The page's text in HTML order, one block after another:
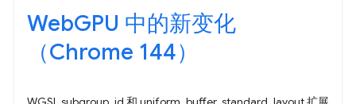
WebGPU 中的新变化
（Chrome 144）